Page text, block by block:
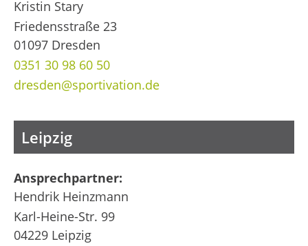
Kristin Stary
Friedensstraße 23
01097 Dresden
0351 30 98 60 50
dresden@sportivation.de
Leipzig
Ansprechpartner:
Hendrik Heinzmann
Karl-Heine-Str. 99
04229 Leipzig